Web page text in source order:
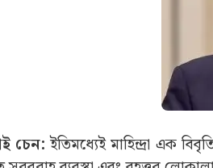
& Mahindra)
১,৫০০ একর জমিতে নির্মিত
সাপ্লায়ার পার্কও অন্তর্ভুক্ত
মাহিন্দ্রা তার বিদ্যমান
বেশি জমি কিনবে। যার ফলে